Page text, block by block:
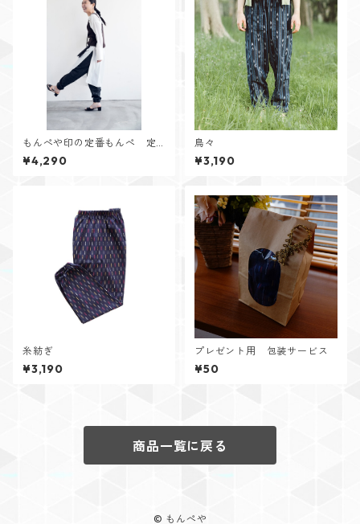
もんぺや印の定番もんぺ 定
番カラー
¥4,290
鳥々
¥3,190
糸紡ぎ
¥3,190
プレゼント用 包装サービス
¥50
商品一覧に戻る
© もんぺや